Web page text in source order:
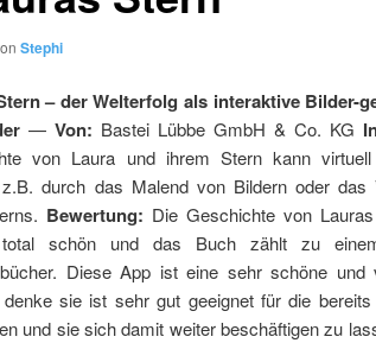
Stephi
– der Welterfolg als interaktive Bilder-
—Von: Bastei Lübbe GmbH & Co. KG
von Laura und ihrem Stern kann virtuell
durch das Malend von Bildern oder das
Bewertung: Die Geschichte von
total schön und das Buch zählt zu
Diese App ist eine sehr schöne und
sie ist sehr gut geeignet für die bereits
und sie sich damit weiter beschäftigen zu